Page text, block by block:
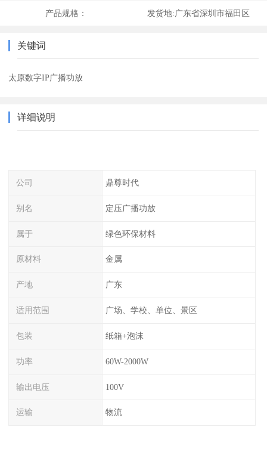
产品规格： 发货地:广东省深圳市福田区
关键词
太原数字IP广播功放
详细说明
公司 鼎尊时代
别名 定压广播功放
属于 绿色环保材料
原材料 金属
产地 广东
适用范围 广场、学校、单位、景区
包装 纸箱+泡沫
功率 60W-2000W
输出电压 100V
运输 物流